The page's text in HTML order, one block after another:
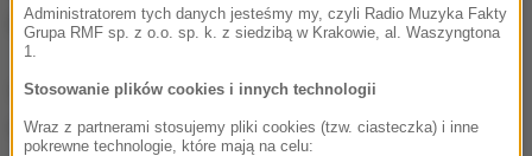
praw człowieka.
W 2015 roku poinformował, że wykryto u niego
nowotwór wątroby.
Administratorem tych danych jesteśmy my, czyli Radio Muzyka Fakty
Grupa RMF sp. z o.o. sp. k. z siedzibą w Krakowie, al. Waszyngtona
1.
Stosowanie plików cookies i innych technologii
Wraz z partnerami stosujemy pliki cookies (tzw. ciasteczka) i inne
pokrewne technologie, które mają na celu: